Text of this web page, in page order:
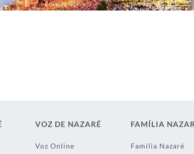
VOZ DE NAZARÉ
Voz Online
FAMÍLIA
Família Nazaré